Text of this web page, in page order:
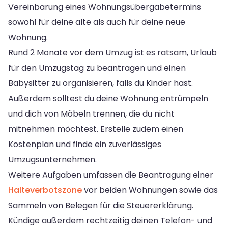
Vereinbarung eines Wohnungsübergabetermins
sowohl für deine alte als auch für deine neue
Wohnung.
Rund 2 Monate vor dem Umzug ist es ratsam, Urlaub
für den Umzugstag zu beantragen und einen
Babysitter zu organisieren, falls du Kinder hast.
Außerdem solltest du deine Wohnung entrümpeln
und dich von Möbeln trennen, die du nicht
mitnehmen möchtest. Erstelle zudem einen
Kostenplan und finde ein zuverlässiges
Umzugsunternehmen.
Weitere Aufgaben umfassen die Beantragung einer
Halteverbotszonevor beiden Wohnungen sowie das
Sammeln von Belegen für die Steuererklärung.
Kündige außerdem rechtzeitig deinen Telefon- und